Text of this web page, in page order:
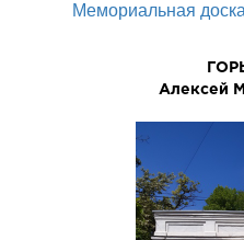
Мемориальная
Алексей